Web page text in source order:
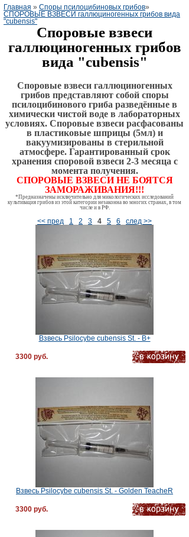
Главная » Споры псилоцибиновых грибов»
СПОРОВЫЕ ВЗВЕСИ галлюциногенных грибов вида
"cubensis"
Споровые взвеси
галлюциногенных грибов
вида "cubensis"
Споровые взвеси галлюциногенных
грибов представляют собой споры
псилоцибинового гриба разведённые в
химически чистой воде в лабораторных
условиях. Споровые взвеси расфасованы
в пластиковые шприцы (5мл) и
вакуумизированы в стерильной
атмосфере. Гарантированный срок
хранения споровой взвеси 2-3 месяца с
момента получения.
СПОРОВЫЕ ВЗВЕСИ НЕ БОЯТСЯ
ЗАМОРАЖИВАНИЯ!!!
*Предназначены исключительно для микологических исследований
культивация грибов из этой категории незаконна во многих странах, в том
числе и в РФ.
<< пред 1 2 3 4 5 6 след >>
Взвесь Psilocybe cubensis St. - B+
3300 руб.
Взвесь Psilocybe cubensis St. - Golden TeacheR
3300 руб.